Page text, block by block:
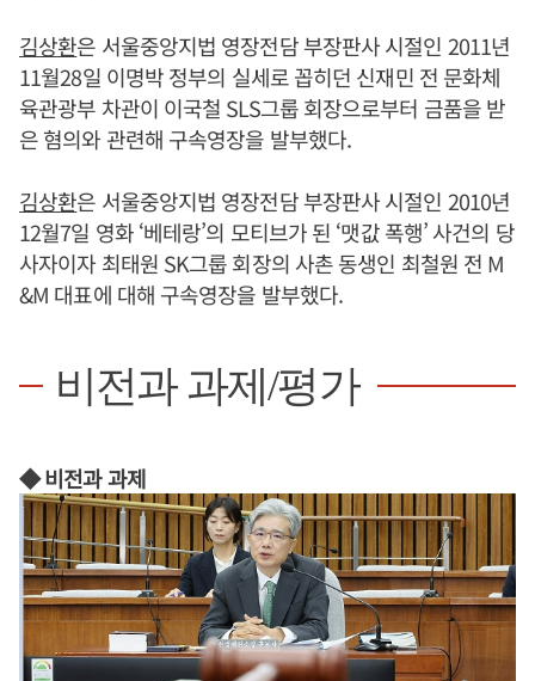
김상환은 서울중앙지법 영장전담 부장판사 시절인 2011년
11월28일 이명박 정부의 실세로 꼽히던 신재민 전 문화체
육관광부 차관이 이국철 SLS그룹 회장으로부터 금품을 받
은 혐의와 관련해 구속영장을 발부했다.
김상환은 서울중앙지법 영장전담 부장판사 시절인 2010년
12월7일 영화 ‘베테랑’의 모티브가 된 ‘맷값 폭행’ 사건의 당
사자이자 최태원 SK그룹 회장의 사촌 동생인 최철원 전 M
&M 대표에 대해 구속영장을 발부했다.
비전과 과제/평가
◆ 비전과 과제